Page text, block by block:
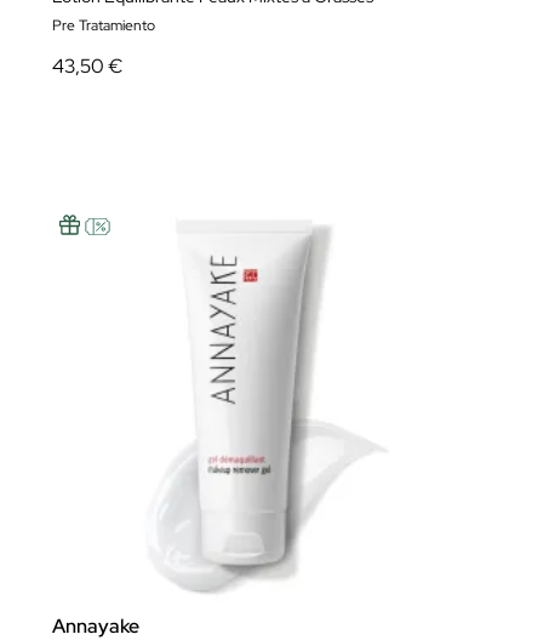
Pre Tratamiento
43,50 €
Annayake